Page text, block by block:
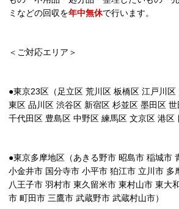
ミなどの回収を年中無休で行います。
＜ご対応エリア＞
●東京23区（足立区 荒川区 板橋区 江戸川
東区 品川区 渋谷区 新宿区 杉並区 墨田区
千代田区 豊島区 中野区 練馬区 文京区 港区
●東京多摩地区（あきる野市 昭島市 稲城市
小金井市 国分寺市 小平市 狛江市 立川市 多
八王子市 羽村市 東久留米市 東村山市 東大
市 町田市 三鷹市 武蔵野市 武蔵村山市）